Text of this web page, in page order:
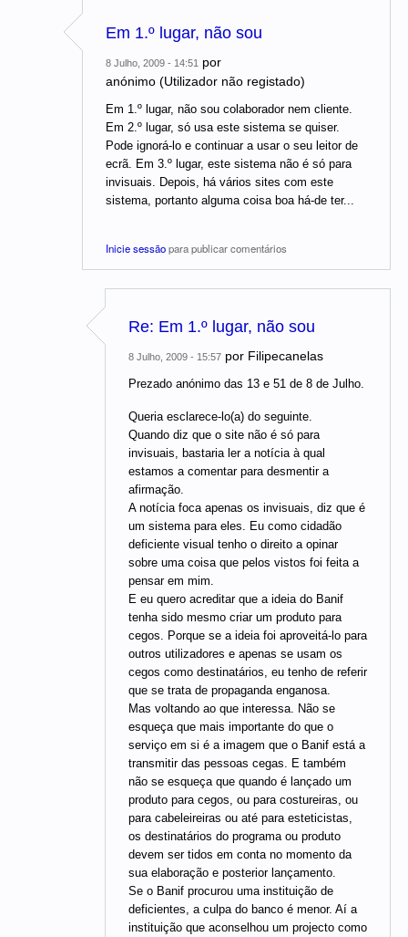
Em 1.º lugar, não sou
8 Julho, 2009 - 14:51 por
anónimo (Utilizador não registado)
Em 1.º lugar, não sou colaborador nem cliente.
Em 2.º lugar, só usa este sistema se quiser.
Pode ignorá-lo e continuar a usar o seu leitor de
ecrã. Em 3.º lugar, este sistema não é só para
invisuais. Depois, há vários sites com este
sistema, portanto alguma coisa boa há-de ter...
Inicie sessãopara publicar comentários
Re: Em 1.º lugar, não sou
8 Julho, 2009 - 15:57 por Filipecanelas
Prezado anónimo das 13 e 51 de 8 de Julho.
Queria esclarece-lo(a) do seguinte.
Quando diz que o site não é só para
invisuais, bastaria ler a notícia à qual
estamos a comentar para desmentir a
afirmação.
A notícia foca apenas os invisuais, diz que é
um sistema para eles. Eu como cidadão
deficiente visual tenho o direito a opinar
sobre uma coisa que pelos vistos foi feita a
pensar em mim.
E eu quero acreditar que a ideia do Banif
tenha sido mesmo criar um produto para
cegos. Porque se a ideia foi aproveitá-lo para
outros utilizadores e apenas se usam os
cegos como destinatários, eu tenho de referir
que se trata de propaganda enganosa.
Mas voltando ao que interessa. Não se
esqueça que mais importante do que o
serviço em si é a imagem que o Banif está a
transmitir das pessoas cegas. E também
não se esqueça que quando é lançado um
produto para cegos, ou para costureiras, ou
para cabeleireiras ou até para esteticistas,
os destinatários do programa ou produto
devem ser tidos em conta no momento da
sua elaboração e posterior lançamento.
Se o Banif procurou uma instituição de
deficientes, a culpa do banco é menor. Aí a
instituição que aconselhou um projecto como